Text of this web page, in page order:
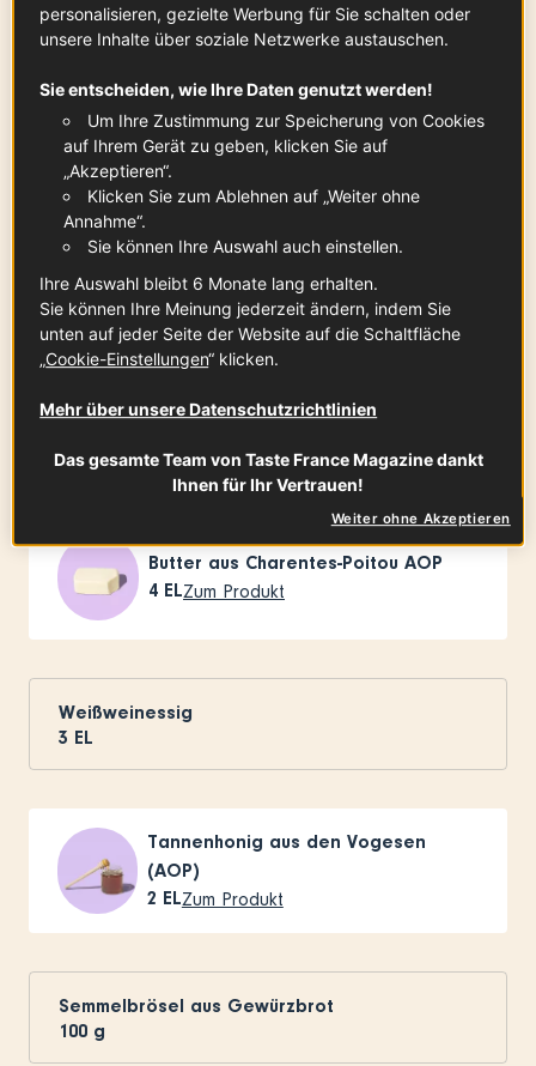
Walnüsse aus Grenoble (AOP) und aus
dem Périgord (AOP)
60gZum Produkt
rote Zwiebel, mittelgroß
x 1
Provence“ (AOP)
Butter aus Charentes-Poitou AOP
4 ELZum Produkt
Weißweinessig
3 EL
Tannenhonig aus den Vogesen
(AOP)
2 ELZum Produkt
Semmelbrösel aus Gewürzbrot
100 g
personalisieren, gezielte Werbung für Sie schalten oder
unsere Inhalte über soziale Netzwerke austauschen.
Sie entscheiden, wie Ihre Daten genutzt werden!
Um Ihre Zustimmung zur Speicherung von Cookies
auf Ihrem Gerät zu geben, klicken Sie auf
„Akzeptieren“.
Klicken Sie zum Ablehnen auf „Weiter ohne
Annahme“.
Sie können Ihre Auswahl auch einstellen.
Ihre Auswahl bleibt 6 Monate lang erhalten.
Sie können Ihre Meinung jederzeit ändern, indem Sie
unten auf jeder Seite der Website auf die Schaltfläche
„Cookie-Einstellungen“ klicken.
Mehr über unsere Datenschutzrichtlinien
Das gesamte Team von Taste France Magazine dankt
Ihnen für Ihr Vertrauen!
Weiter ohne Akzeptieren